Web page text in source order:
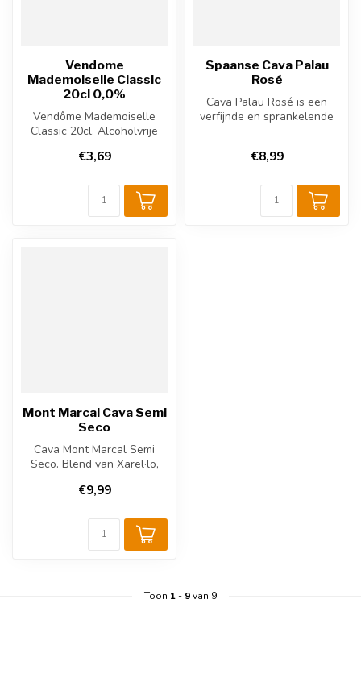
Vendome
Mademoiselle Classic
20cl 0,0%
Vendôme Mademoiselle
Classic 20cl. Alcoholvrije
fruiti...
€3,69
Spaanse Cava Palau
Rosé
Cava Palau Rosé is een
verfijnde en sprankelende
€8,99
Mont Marcal Cava Semi
Seco
Cava Mont Marcal Semi
Seco. Blend van Xarel·lo,
Penedès...
€9,99
Toon 1- 9van 9